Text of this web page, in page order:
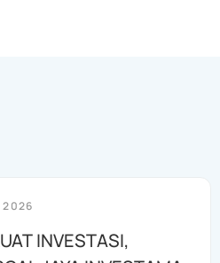
2026
INVESTASI,